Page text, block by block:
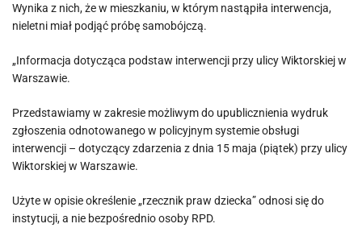
Wynika z nich, że w mieszkaniu, w którym nastąpiła interwencja,
nieletni miał podjąć próbę samobójczą.
„Informacja dotycząca podstaw interwencji przy ulicy Wiktorskiej w
Warszawie.
Przedstawiamy w zakresie możliwym do upublicznienia wydruk
zgłoszenia odnotowanego w policyjnym systemie obsługi
interwencji – dotyczący zdarzenia z dnia 15 maja (piątek) przy ulicy
Wiktorskiej w Warszawie.
Użyte w opisie określenie „rzecznik praw dziecka” odnosi się do
instytucji, a nie bezpośrednio osoby RPD.